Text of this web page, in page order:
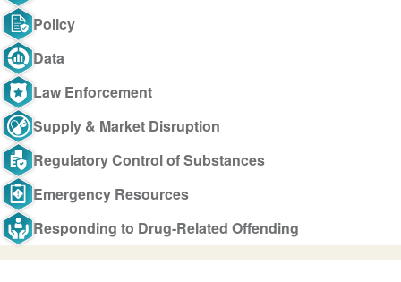
Policy
Data
Law Enforcement
Supply & Market Disruption
Regulatory Control of Substances
Emergency Resources
Responding to Drug-Related Offending